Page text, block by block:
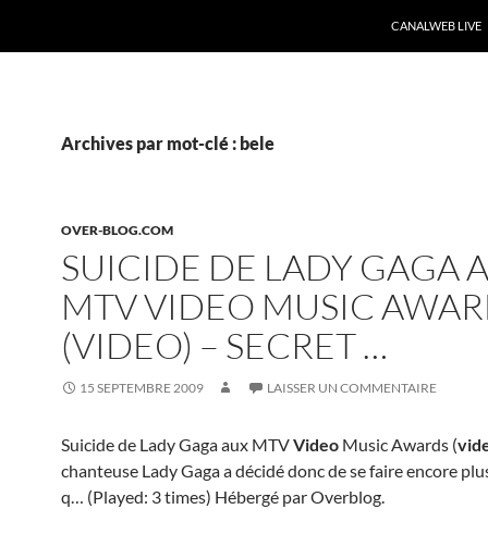
CANALWEB LIVE
Archives par mot-clé : bele
OVER-BLOG.COM
SUICIDE DE LADY GAGA
MTV VIDEO MUSIC
(VIDEO) – SECRET …
15 SEPTEMBRE 2009 LAISSER UN COMMENTAIRE
Suicide de Lady Gaga aux MTVVideo Music Awards (
chanteuse Lady Gaga a décidé donc de se faire encore
q… (Played: 3 times) Hébergé par Overblog.